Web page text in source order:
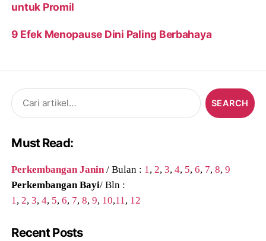
untuk Promil
9 Efek Menopause Dini Paling Berbahaya
Search
for:
Must Read:
Perkembangan Janin/ Bulan : 1,2,3,4, 5,6, 7,8,9
Perkembangan Bayi/ Bln :
1,2,3,4, 5,6, 7,8,9, 10,11, 12
Recent Posts